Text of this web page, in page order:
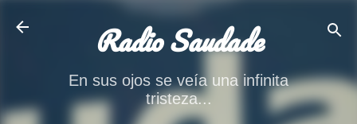
Radio Saudade
En sus ojos se veía una infinita
tristeza...